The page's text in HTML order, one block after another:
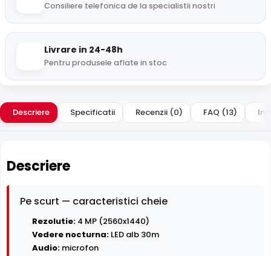
Consiliere telefonica de la specialistii nostri
Livrare in 24-48h
Pentru produsele aflate in stoc
Descriere Specificatii Recenzii (0) FAQ (13)
Descriere
Pe scurt — caracteristici cheie
Rezolutie: 4 MP (2560x1440)
Vedere nocturna: LED alb 30m
Audio: microfon